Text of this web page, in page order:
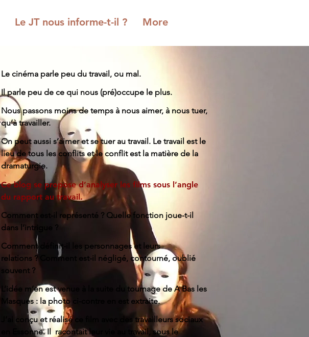
Le JT nous informe-t-il ? More
Le cinéma parle peu du travail, ou mal.
Il parle peu de ce qui nous (pré)occupe le plus.
Nous passons moins de temps à nous aimer, à nous tuer,
qu’à travailler.
On peut aussi s’aimer et se tuer au travail. Le travail est le
lieu de tous les conflits et le conflit est la matière de la
dramaturgie.
Ce blog se propose d’analyser les films sous l’angle
du rapport au travail.
Comment est-il représenté ? Quelle fonction joue-t-il
dans l’intrigue ?
Comment définit-il les personnages et leurs
relations ? Comment est-il négligé, contourné, oublié
souvent ?
L’idée m’en est venue à la suite du tournage de A Bas les
Masques : la photo ci-contre en est extraite.
J’ai conçu et réalisé ce film avec des travailleurs sociaux
en Essonne. Il racontait leur vie au travail, sous le